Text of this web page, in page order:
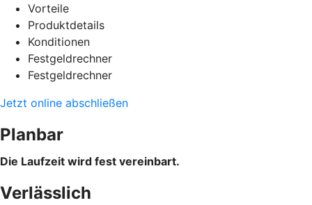
Vorteile
Produktdetails
Konditionen
Festgeldrechner
Festgeldrechner
Jetzt online abschließen
Planbar
Die Laufzeit wird fest vereinbart.
Verlässlich